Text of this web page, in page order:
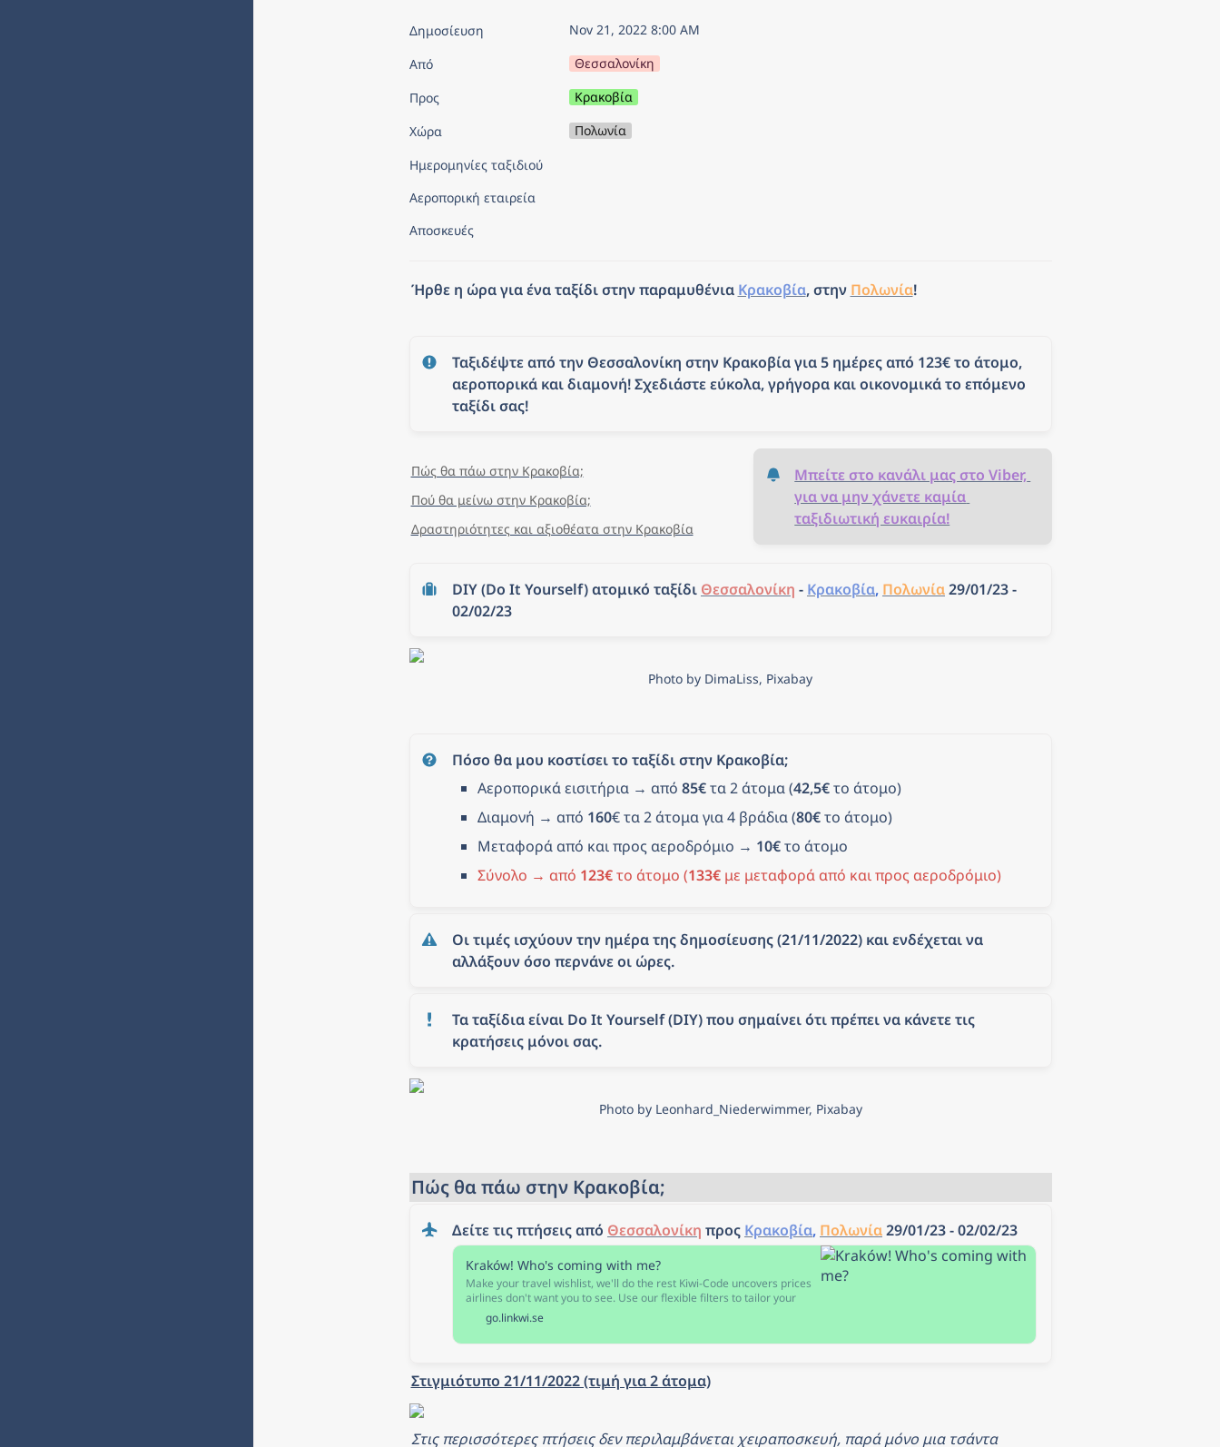
Δημοσίευση
Nov 21, 2022 8:00 AM
Από
Θεσσαλονίκη
Προς
Κρακοβία
Χώρα
Πολωνία
Ημερομηνίες ταξιδιού
Αεροπορική εταιρεία
Αποσκευές
Ήρθε η ώρα για ένα ταξίδι στην παραμυθένια Κρακοβία, στην Πολωνία!
Ταξιδέψτε από την Θεσσαλονίκη στην Κρακοβία για 5 ημέρες από 123€ το άτομο,
αεροπορικά και διαμονή! Σχεδιάστε εύκολα, γρήγορα και οικονομικά το επόμενο
ταξίδι σας!
Πώς θα πάω στην Κρακοβία;
Πού θα μείνω στην Κρακοβία;
Δραστηριότητες και αξιοθέατα στην Κρακοβία
Μπείτε στο κανάλι μας στο Viber,
για να μην χάνετε καμία
ταξιδιωτική ευκαιρία!
DIY (Do It Yourself) ατομικό ταξίδι Θεσσαλονίκη - Κρακοβία, Πολωνία 29/01/23 -
02/02/23
Photo by DimaLiss, Pixabay
Πόσο θα μου κοστίσει το ταξίδι στην Κρακοβία;
Αεροπορικά εισιτήρια → από 85€ τα 2 άτομα (42,5€ το άτομο)
Διαμονή → από 160€ τα 2 άτομα για 4 βράδια (80€ το άτομο)
Μεταφορά από και προς αεροδρόμιο → 10€ το άτομο
Σύνολο → από 123€ το άτομο (133€ με μεταφορά από και προς αεροδρόμιο)
Οι τιμές ισχύουν την ημέρα της δημοσίευσης (21/11/2022) και ενδέχεται να
αλλάξουν όσο περνάνε οι ώρες.
Τα ταξίδια είναι Do It Yourself (DIY) που σημαίνει ότι πρέπει να κάνετε τις
κρατήσεις μόνοι σας.
Photo by Leonhard_Niederwimmer, Pixabay
Πώς θα πάω στην Κρακοβία;
Δείτε τις πτήσεις από Θεσσαλονίκη προς Κρακοβία, Πολωνία 29/01/23 - 02/02/23
Kraków! Who's coming with me?
Make your travel wishlist, we'll do the rest Kiwi-Code uncovers prices
airlines don't want you to see. Use our flexible filters to tailor your
search. Look out for the travel hack star icon for even cheaper fares.
go.linkwi.se
Στιγμιότυπο 21/11/2022 (τιμή για 2 άτομα)
Στις περισσότερες πτήσεις δεν περιλαμβάνεται χειραποσκευή, παρά μόνο μια τσάντα